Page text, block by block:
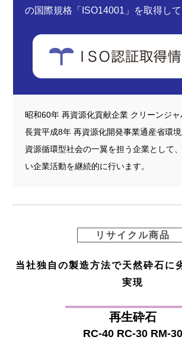
の国際規格「ISO14001」を取得して
昭和60年 再資源化貢献企業 クリーンジ
長賞平成8年 再資源化開発事業通産省環
資源循環型社会の一翼を担う企業として
い企業活動を継続的に行います。
リサイクル商品
当社独自の製造方法で天然砕石に
実現
再生砕石
RC-40 RC-30 RM-30